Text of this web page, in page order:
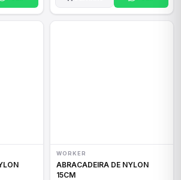
WORKER
ABRACADEIRA DE NYLON
15CM